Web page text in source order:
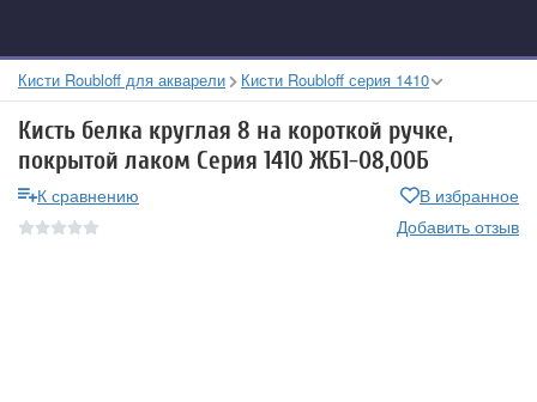
Кисти Roubloff для акварели Кисти Roubloff серия 1410
Кисть белка круглая 8 на короткой ручке,
покрытой лаком Серия 1410 ЖБ1-08,00Б
К сравнению
В избранное
Добавить отзыв